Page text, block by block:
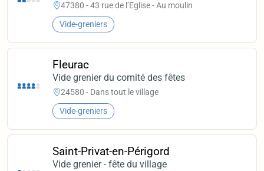
47380 - 43 rue de l’Eglise - Au moulin
Vide-greniers
Fleurac
Vide grenier du comité des fêtes
24580 - Dans tout le village
Vide-greniers
Saint-Privat-en-Périgord
Vide grenier - fête du village